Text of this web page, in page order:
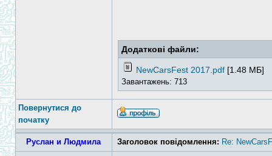
Додаткові файли:
NewCarsFest 2017.pdf [1.48 МБ]
Завантажень: 713
Повернутися до
початку
Руслан и Людмила Заголовок повідомлення: Re: